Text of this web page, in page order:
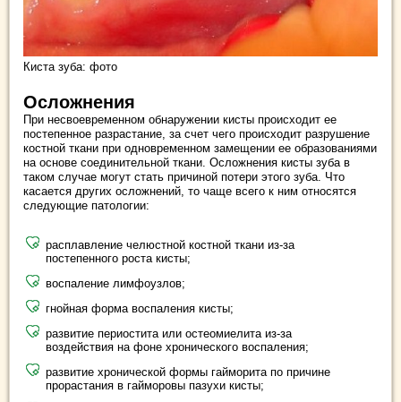
Киста зуба: фото
Осложнения
При несвоевременном обнаружении кисты происходит ее
постепенное разрастание, за счет чего происходит разрушение
костной ткани при одновременном замещении ее образованиями
на основе соединительной ткани. Осложнения кисты зуба в
таком случае могут стать причиной потери этого зуба. Что
касается других осложнений, то чаще всего к ним относятся
следующие патологии:
расплавление челюстной костной ткани из-за
постепенного роста кисты;
воспаление лимфоузлов;
гнойная форма воспаления кисты;
развитие периостита или остеомиелита из-за
воздействия на фоне хронического воспаления;
развитие хронической формы гайморита по причине
прорастания в гайморовы пазухи кисты;